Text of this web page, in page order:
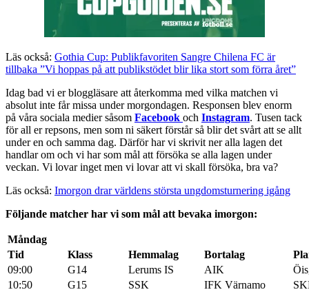
Läs också: Gothia Cup: Publikfavoriten Sangre Chilena FC är
tillbaka ”Vi hoppas på att publikstödet blir lika stort som förra året”
Idag bad vi er bloggläsare att återkomma med vilka matchen vi
absolut inte får missa under morgondagen. Responsen blev enorm
på våra sociala medier såsom Facebook och Instagram. Tusen tack
för all er repsons, men som ni säkert förstår så blir det svårt att se allt
under en och samma dag. Därför har vi skrivit ner alla lagen det
handlar om och vi har som mål att försöka se alla lagen under
veckan. Vi lovar inget men vi lovar att vi skall försöka, bra va?
Läs också: Imorgon drar världens största ungdomsturnering igång
Följande matcher har vi som mål att bevaka imorgon:
Måndag
Tid
Klass Hemmalag Bortalag
09:00
G14 Lerums IS AIK
10:50
G15 SSK IFK Värnamo